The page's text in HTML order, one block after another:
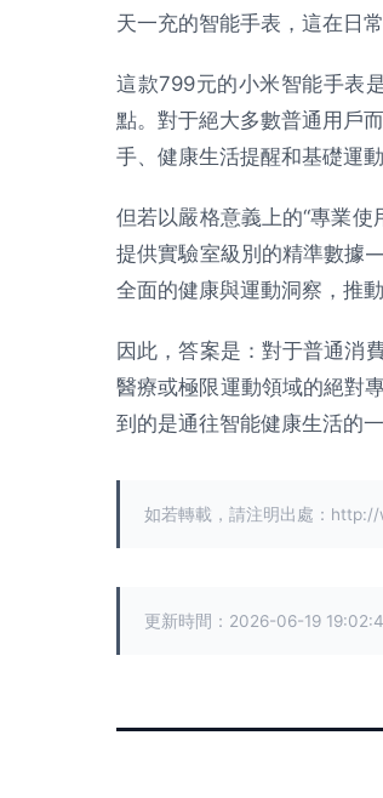
天一充的智能手表，這在日
這款799元的小米智能手表
點。對于絕大多數普通用戶
手、健康生活提醒和基礎運動
但若以嚴格意義上的“專業
提供實驗室級別的精準數據
全面的健康與運動洞察，推
因此，答案是：對于普通消
醫療或極限運動領域的絕對
到的是通往智能健康生活的
如若轉載，請注明出處：
更新時間：2026-06-19